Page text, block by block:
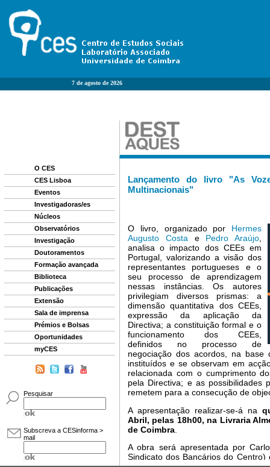
7 de agosto de 2026
O CES
CES Lisboa
Eventos
Investigadoras/es
Núcleos
Observatórios
Investigação
Doutoramentos
Formação avançada
Biblioteca
Publicações
Extensão
Sala de imprensa
Prémios e Bolsas
Oportunidades
myCES
Pesquisar
Subscreva a CESinforma >
mail